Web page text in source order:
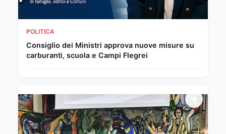
POLITICA
Consiglio dei Ministri approva nuove misure su
carburanti, scuola e Campi Flegrei